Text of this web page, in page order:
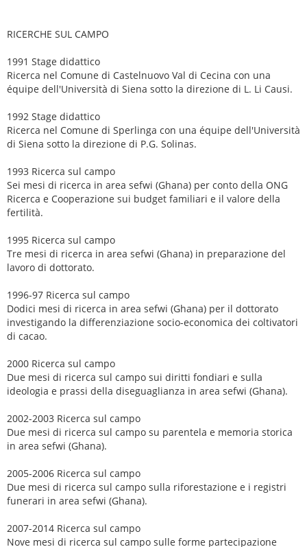
RICERCHE SUL CAMPO
1991 Stage didattico
Ricerca nel Comune di Castelnuovo Val di Cecina con una
équipe dell'Università di Siena sotto la direzione di L. Li Causi.
1992 Stage didattico
Ricerca nel Comune di Sperlinga con una équipe dell'Università
di Siena sotto la direzione di P.G. Solinas.
1993 Ricerca sul campo
Sei mesi di ricerca in area sefwi (Ghana) per conto della ONG
Ricerca e Cooperazione sui budget familiari e il valore della
fertilità.
1995 Ricerca sul campo
Tre mesi di ricerca in area sefwi (Ghana) in preparazione del
lavoro di dottorato.
1996-97 Ricerca sul campo
Dodici mesi di ricerca in area sefwi (Ghana) per il dottorato
investigando la differenziazione socio-economica dei coltivatori
di cacao.
2000 Ricerca sul campo
Due mesi di ricerca sul campo sui diritti fondiari e sulla
ideologia e prassi della diseguaglianza in area sefwi (Ghana).
2002-2003 Ricerca sul campo
Due mesi di ricerca sul campo su parentela e memoria storica
in area sefwi (Ghana).
2005-2006 Ricerca sul campo
Due mesi di ricerca sul campo sulla riforestazione e i registri
funerari in area sefwi (Ghana).
2007-2014 Ricerca sul campo
Nove mesi di ricerca sul campo sulle forme partecipazione